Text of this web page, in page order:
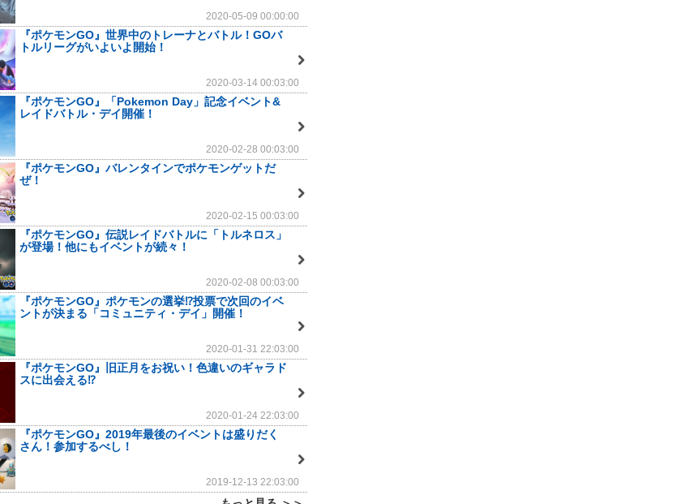
2020-05-09 00:00:00
『ポケモンGO』世界中のトレーナとバトル！GOバ
トルリーグがいよいよ開始！
2020-03-14 00:03:00
『ポケモンGO』「Pokemon Day」記念イベント&
レイドバトル・デイ開催！
2020-02-28 00:03:00
『ポケモンGO』バレンタインでポケモンゲットだ
ぜ！
2020-02-15 00:03:00
『ポケモンGO』伝説レイドバトルに「トルネロス」
が登場！他にもイベントが続々！
2020-02-08 00:03:00
『ポケモンGO』ポケモンの選挙⁉投票で次回のイベ
ントが決まる「コミュニティ・デイ」開催！
2020-01-31 22:03:00
『ポケモンGO』旧正月をお祝い！色違いのギャラド
スに出会える⁉
2020-01-24 22:03:00
『ポケモンGO』2019年最後のイベントは盛りだく
さん！参加するべし！
2019-12-13 22:03:00